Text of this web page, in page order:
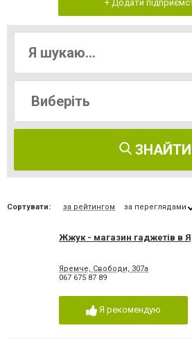
+ Додати
ЗНАЙТИ
Сортувати: за рейтингом за переглядами
Жжук - магазин гаджетів в
Яремче, Свободи, 307а
067 675 87 89
Я рекомендую